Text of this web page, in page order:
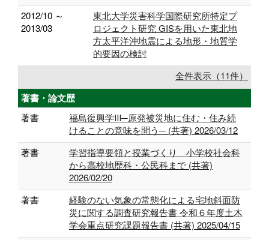
2012/10 ～
2013/03
東北大学災害科学国際研究所特定プ
ロジェクト研究 GISを用いた東北地
方太平洋沖地震による地形・地質学
的要因の検討
全件表示（11件）
著書・論文歴
著書
福島復興学Ⅲ─原発被災地に住む・住み続
けることの意味を問う─ (共著) 2026/03/12
著書
学習指導要領と授業づくり 小学校社会科
から高校地歴科・公民科まで (共著)
2026/02/20
著書
経験のない気象の常態化による宅地斜面防
災に関する調査研究報告書 令和６年度土木
学会重点研究課題報告書 (共著) 2025/04/15